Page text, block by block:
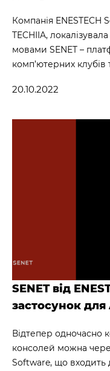
Компанія ENESTECH
TECHIIA,
мовами SENET –
комп’ютерних
20.10.2022
SENET від
застосунок
Відтепер одночасно
консолей можна
Software, що входить